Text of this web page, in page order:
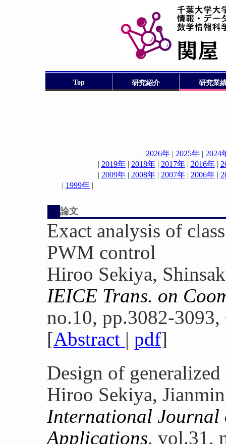
Top 研究紹介 研究業
| 2026年 | 2025年 | 2024
| 2019年| 2018年| 2017年| 2016年|
| 2009年| 2008年| 2007年| 2006年|
| 1999年
論文
Exact analysis of
PWM control
Hiroo Sekiya,
IEICE Trans. on
no.10, pp.3082-
[Abstract | pdf]
Design of
Hiroo Sekiya,
International Journal
Applications, vol.31,